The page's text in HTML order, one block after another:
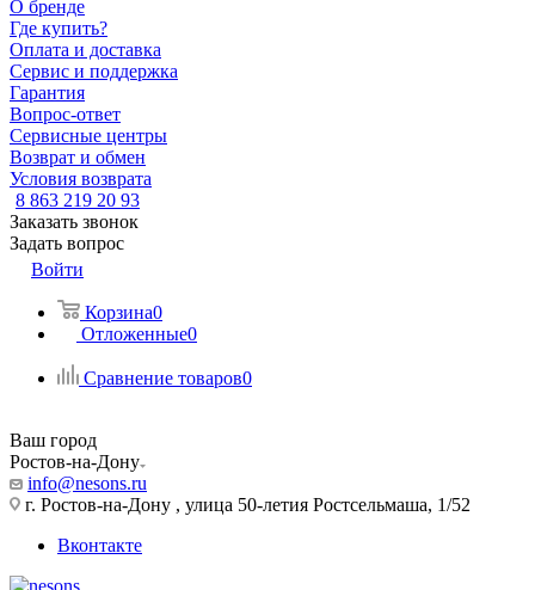
О бренде
Где купить?
Оплата и доставка
Сервис и поддержка
Гарантия
Вопрос-ответ
Сервисные центры
Возврат и обмен
Условия возврата
8 863 219 20 93
Заказать звонок
Задать вопрос
Войти
Корзина0
Отложенные0
Сравнение товаров0
Ваш город
Ростов-на-Дону
info@nesons.ru
г. Ростов-на-Дону , улица 50-летия Ростсельмаша, 1/52
Вконтакте